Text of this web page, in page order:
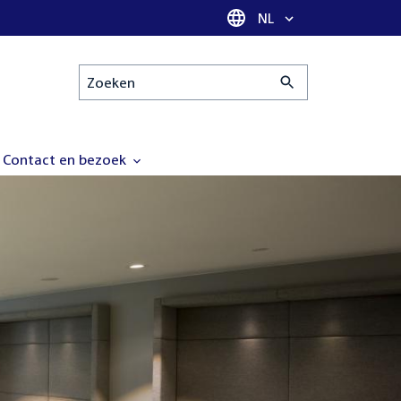
Taal selectie
NL
Zoeken
Contact en bezoek